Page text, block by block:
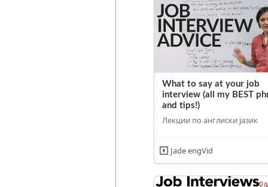
What to say at your job
interview (all my BEST
and tips!)
Лекции по англиски јазик
Jade engVid